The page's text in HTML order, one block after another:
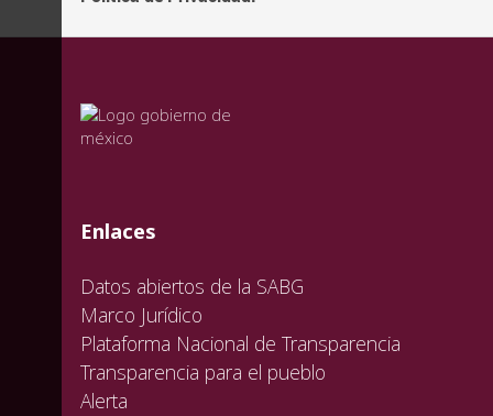
valida
valida
valida
Enlaces
Datos abiertos de la SABG
Marco Jurídico
Plataforma Nacional de Transparencia
Transparencia para el pueblo
Alerta